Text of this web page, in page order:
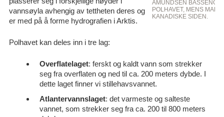
AMUNDSEN
POLHAVET, MENS
KANADISKE SIDEN.
vannsøyla avhengig av tettheten deres og
er med på å forme hydrografien i Arktis.
Polhavet kan deles inn i tre lag:
Overflatelaget: ferskt og kaldt vann som strekker
seg fra overflaten og ned til ca. 200 meters dybde. I
dette laget finner vi stillehavsvannet.
Atlantervannslaget: det varmeste og salteste
vannet, som strekker seg fra ca. 200 til 800 meters